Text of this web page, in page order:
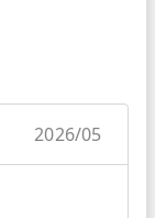
2026/05